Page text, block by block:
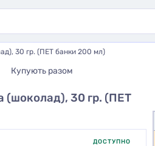
30 гр. (ПЕТ банки 200 мл)
Купують разом
30 гр. (ПЕТ
ДОСТУПНО